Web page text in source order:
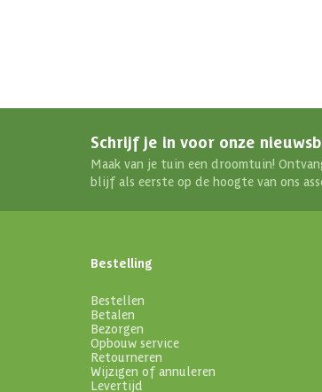
Schrijf je in voor onze
Maak van je tuin een droomtuin!
blijf als eerste op de hoogte van ons
Bestelling
Bestellen
Betalen
Bezorgen
Opbouw service
Retourneren
Wijzigen of annuleren
Levertijd